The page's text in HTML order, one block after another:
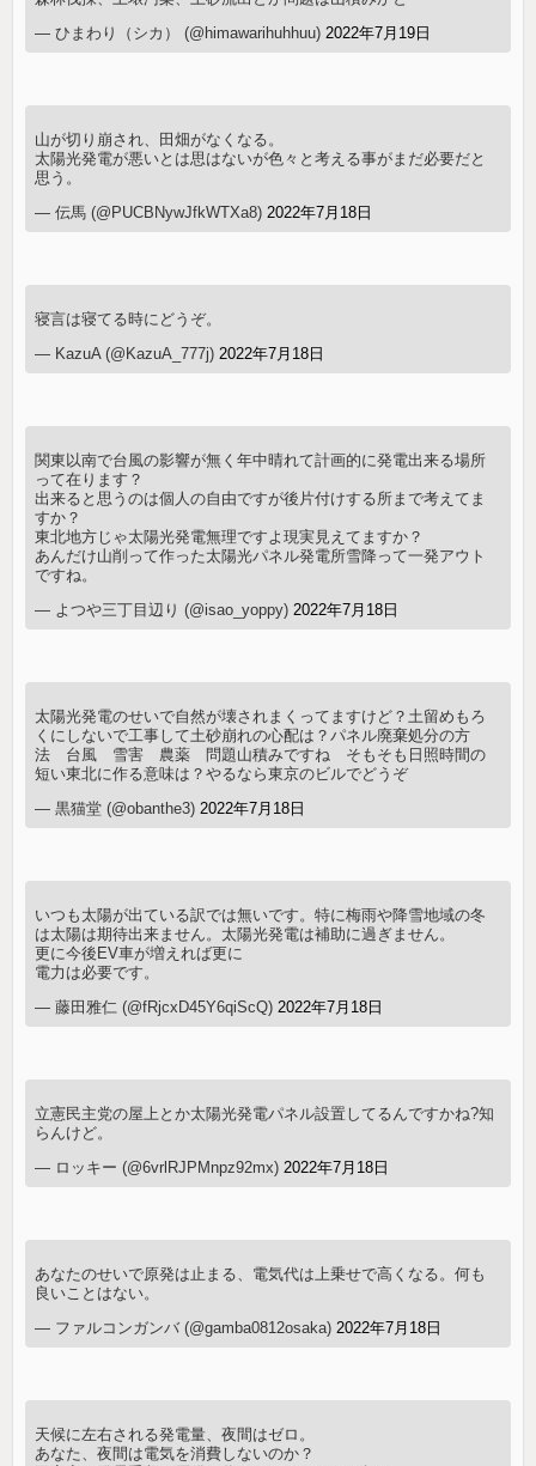
— ひまわり（シカ） (@himawarihuhhuu) 2022年7月19日
山が切り崩され、田畑がなくなる。
太陽光発電が悪いとは思はないが色々と考える事がまだ必要だと
思う。
— 伝馬 (@PUCBNywJfkWTXa8) 2022年7月18日
寝言は寝てる時にどうぞ。
— KazuA (@KazuA_777j) 2022年7月18日
関東以南で台風の影響が無く年中晴れて計画的に発電出来る場所
って在ります？
出来ると思うのは個人の自由ですが後片付けする所まで考えてま
すか？
東北地方じゃ太陽光発電無理ですよ現実見えてますか？
あんだけ山削って作った太陽光パネル発電所雪降って一発アウト
ですね。
— よつや三丁目辺り (@isao_yoppy) 2022年7月18日
太陽光発電のせいで自然が壊されまくってますけど？土留めもろ
くにしないで工事して土砂崩れの心配は？パネル廃棄処分の方
法 台風 雪害 農薬 問題山積みですね そもそも日照時間の
短い東北に作る意味は？やるなら東京のビルでどうぞ
— 黒猫堂 (@obanthe3) 2022年7月18日
いつも太陽が出ている訳では無いです。特に梅雨や降雪地域の冬
は太陽は期待出来ません。太陽光発電は補助に過ぎません。
更に今後EV車が増えれば更に
電力は必要です。
— 藤田雅仁 (@fRjcxD45Y6qiScQ) 2022年7月18日
立憲民主党の屋上とか太陽光発電パネル設置してるんですかね?知
らんけど。
— ロッキー (@6vrlRJPMnpz92mx) 2022年7月18日
あなたのせいで原発は止まる、電気代は上乗せで高くなる。何も
良いことはない。
— ファルコンガンバ (@gamba0812osaka) 2022年7月18日
天候に左右される発電量、夜間はゼロ。
あなた、夜間は電気を消費しないのか？